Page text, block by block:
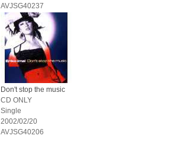
AVJSG40237
Don't stop the music
CD ONLY
Single
2002/02/20
AVJSG40206